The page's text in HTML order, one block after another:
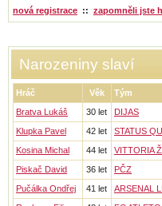
nová registrace :: zapomněli jste
Narozeniny slaví
Hráč Věk
Tým
Bratva Lukáš
30 let
DIJAS
Klupka Pavel
42 let
STATUS
Kosina Michal
44 let
VITTORIA
Piskač David
36 let
PČZ
Pučálka Ondřej
41 let
ARSENAL